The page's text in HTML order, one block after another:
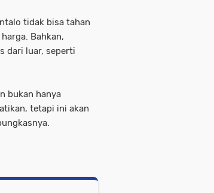
tidak bisa tahan
Bahkan,
dari luar, seperti
bukan hanya
tetapi ini akan